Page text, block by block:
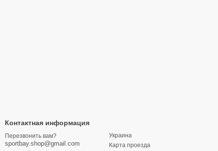
Контактная информация
Перезвонить вам?
sportbay.shop@gmail.com
Украина
Карта проезда